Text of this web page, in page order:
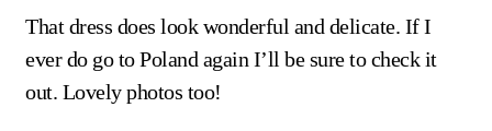
That dress does look wonderful and delicate. If I
ever do go to Poland again I’ll be sure to check it
out. Lovely photos too!